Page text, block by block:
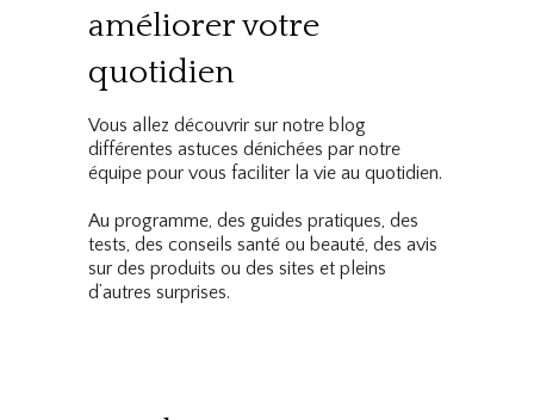
améliorer votre
quotidien
Vous allez découvrir sur notre blog
différentes astuces dénichées par notre
équipe pour vous faciliter la vie au quotidien.
Au programme, des guides pratiques, des
tests, des conseils santé ou beauté, des avis
sur des produits ou des sites et pleins
d’autres surprises.